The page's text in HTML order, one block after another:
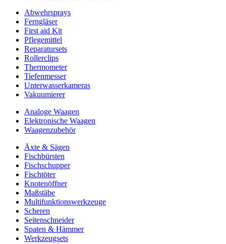
Abwehrsprays
Ferngläser
First aid Kit
Pflegemittel
Reparatursets
Rollerclips
Thermometer
Tiefenmesser
Unterwasserkameras
Vakuumierer
Analoge Waagen
Elektronische Waagen
Waagenzubehör
Äxte & Sägen
Fischbürsten
Fischschupper
Fischtöter
Knotenöffner
Maßstäbe
Multifunktionswerkzeuge
Scheren
Seitenschneider
Spaten & Hämmer
Werkzeugsets